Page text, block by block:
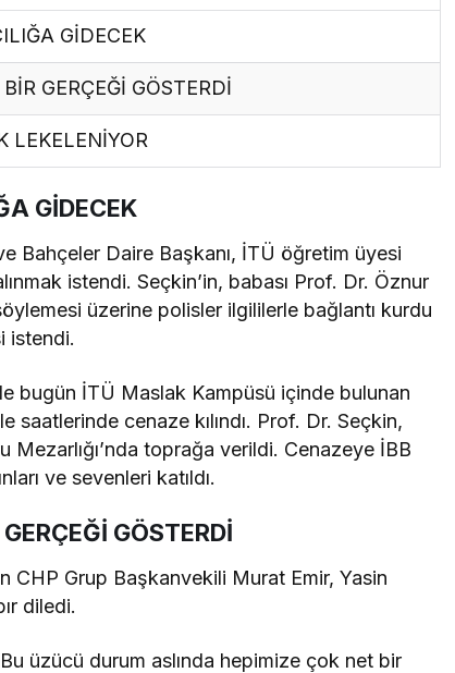
GİDECEK
GERÇEĞİ GÖSTERDİ
LEKELENİYOR
GİDECEK
Bahçeler Daire Başkanı, İTÜ öğretim üyesi
istendi. Seçkin’in, babası Prof. Dr. Öznur
üzerine polisler ilgililerle bağlantı kurdu
istendi.
bugün İTÜ Maslak Kampüsü içinde bulunan
saatlerinde cenaze kılındı. Prof. Dr. Seçkin,
Mezarlığı’nda toprağa verildi. Cenazeye İBB
ve sevenleri katıldı.
GÖSTERDİ
CHP Grup Başkanvekili Murat Emir, Yasin
diledi.
üzücü durum aslında hepimize çok net bir